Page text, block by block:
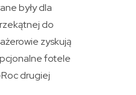
były dla
do
zyskują
fotele
drugiej